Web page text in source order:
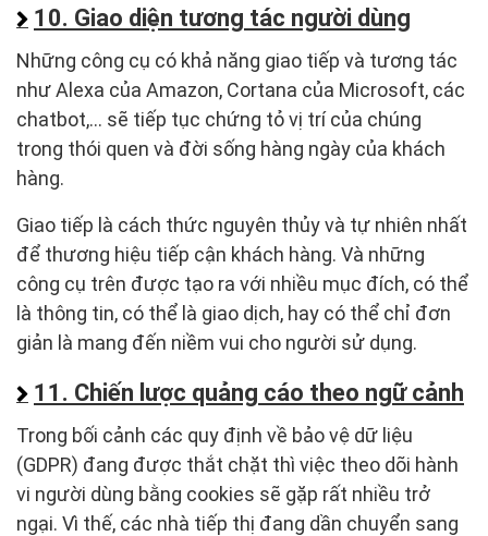
10. Giao diện tương tác người dùng
Những công cụ có khả năng giao tiếp và tương tác
như Alexa của Amazon, Cortana của Microsoft, các
chatbot,... sẽ tiếp tục chứng tỏ vị trí của chúng
trong thói quen và đời sống hàng ngày của khách
hàng.
Giao tiếp là cách thức nguyên thủy và tự nhiên nhất
để thương hiệu tiếp cận khách hàng. Và những
công cụ trên được tạo ra với nhiều mục đích, có thể
là thông tin, có thể là giao dịch, hay có thể chỉ đơn
giản là mang đến niềm vui cho người sử dụng.
11. Chiến lược quảng cáo theo ngữ cảnh
Trong bối cảnh các quy định về bảo vệ dữ liệu
(GDPR) đang được thắt chặt thì việc theo dõi hành
vi người dùng bằng cookies sẽ gặp rất nhiều trở
ngại. Vì thế, các nhà tiếp thị đang dần chuyển sang